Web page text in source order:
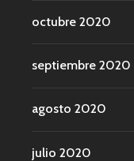
octubre 2020
septiembre 2020
agosto 2020
julio 2020